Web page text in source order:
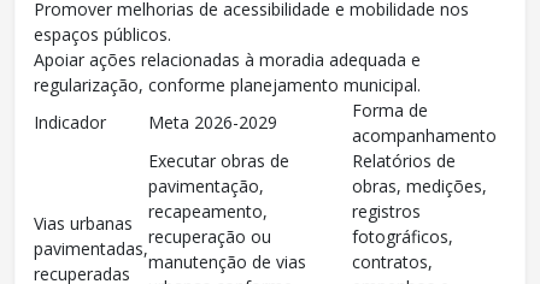
Promover melhorias de acessibilidade e mobilidade nos
espaços públicos.
Apoiar ações relacionadas à moradia adequada e
regularização, conforme planejamento municipal.
Indicador
Meta 2026-2029
Forma de
acompanhamento
Vias urbanas
pavimentadas,
recuperadas
Executar obras de
pavimentação,
recapeamento,
recuperação ou
manutenção de vias
Relatórios de
obras, medições,
registros
fotográficos,
contratos,